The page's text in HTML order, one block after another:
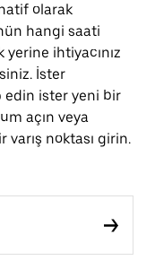
olarak
hangi saati
ihtiyacınız
İster
edin ister yeni bir
açın veya
varış noktası girin.